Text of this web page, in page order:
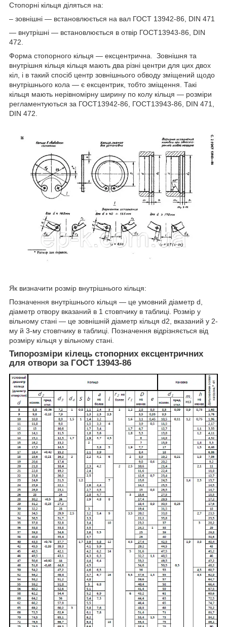
Стопорні кільця діляться на:
– зовнішні — встановлюється на вал ГОСТ 13942-86, DIN 471
— внутрішні — встановлюється в отвір ГОСТ13943-86, DIN
472.
Форма стопорного кільця — ексцентрична. Зовнішня та
внутрішня кільця кільця мають два різні центри для цих двох
кіл, і в такий спосіб центр зовнішнього обводу зміщений щодо
внутрішнього кола — є ексцентрик, тобто зміщення. Такі
кільця мають нерівномірну ширину по колу кільця — розміри
регламентуються за ГОСТ13942-86, ГОСТ13943-86, DIN 471,
DIN 472.
Як визначити розмір внутрішнього кільця:
Позначення внутрішнього кільця — це умовний діаметр d,
діаметр отвору вказаний в 1 стовпчику в таблиці. Розмір у
вільному стані — це зовнішній діаметр кільця d2, вказаний у 2-
му й 3-му стовпчику в таблиці. Позначення відрізняється від
розміру кільця у вільному стані.
Типорозміри кілець стопорних ексцентричних
для отвори за ГОСТ 13943-86